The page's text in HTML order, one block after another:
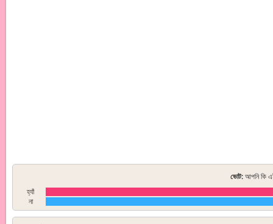
ভোট: আপনি কি
হ্যাঁ
না